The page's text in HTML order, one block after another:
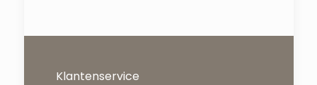
Klantenservice